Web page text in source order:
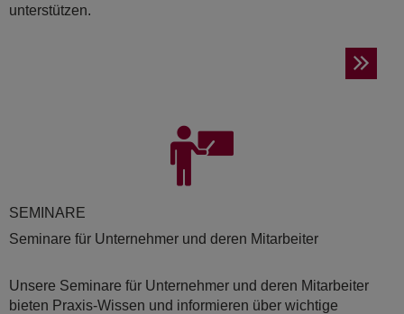
unterstützen.
SE­MI­NA­RE
Seminare für Unternehmer und deren Mitarbeiter
Unsere Seminare für Unternehmer und deren Mitarbeiter
bieten Praxis-Wissen und informieren über wichtige